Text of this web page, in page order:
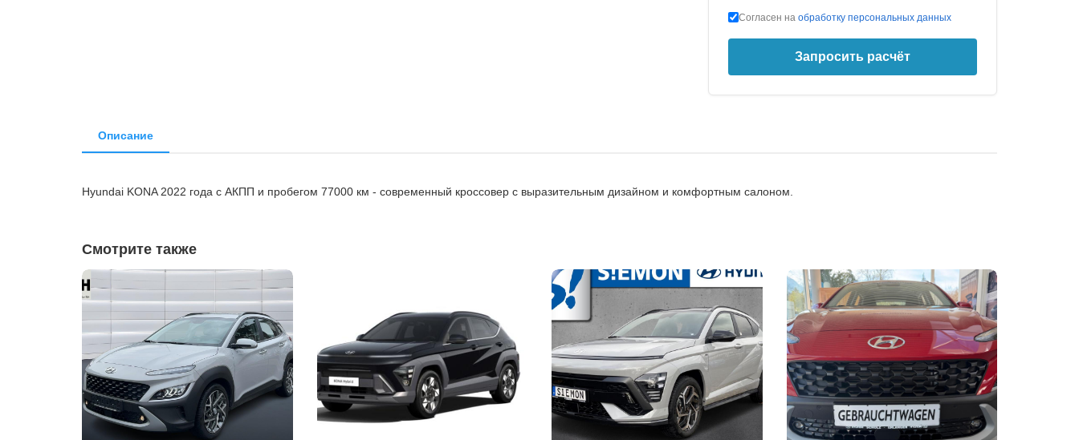
Согласен на обработку персональных данных
Запросить расчёт
Описание
Hyundai KONA 2022 года с АКПП и пробегом 77000 км - современный кроссовер с выразительным дизайном и комфортным салоном.
Смотрите также